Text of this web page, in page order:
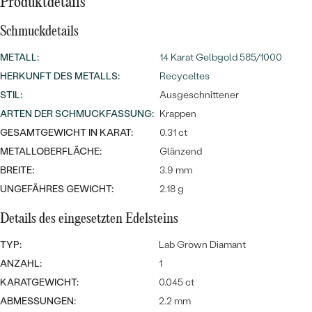
Wave Kollektion
ANSEHEN
NACH DER FARBE
MASSGEFERTIGTER
DIAMANTEN
Ohrrinnge
ANSEHEN
Personalisierte
Halsketten
ANSEHEN
Meistverkaufte
Ringe
ANSEHEN
Schmuckdetails
METALL:
14 Karat Gelbgold 585/1000
HERKUNFT DES METALLS:
Recyceltes
STIL:
Ausgeschnittener
ARTEN DER SCHMUCKFASSUNG: Krappen
GESAMTGEWICHT IN KARAT:
0.31 ct
METALLOBERFLÄCHE:
Glänzend
BREITE:
3.9 mm
UNGEFÄHRES GEWICHT:
2.18 g
Details des eingesetzten Edelsteins
TYP:
Lab Grown Diamant
ANZAHL:
1
KARATGEWICHT:
0.045 ct
ABMESSUNGEN:
2.2 mm